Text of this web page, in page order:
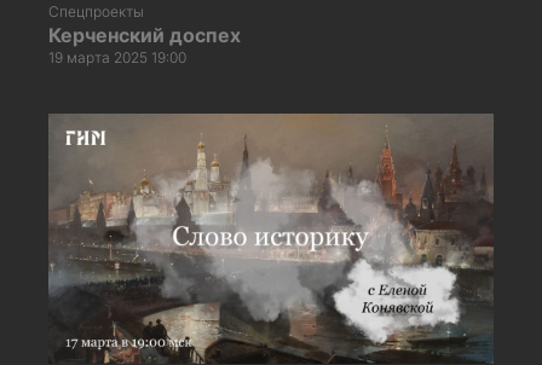
Спецпроекты
Керченский доспех
19 марта 2025 19:00